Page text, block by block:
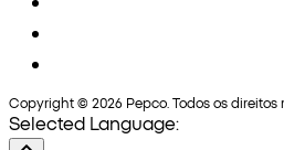
Copyright © 2026 Pepco. Todos os direitos
Selected Language: